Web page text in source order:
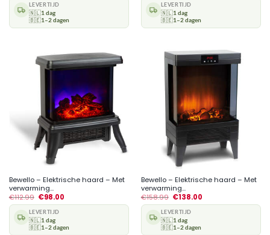
LEVERTIJD
🇳🇱1 dag
🇧🇪1–2 dagen
LEVERTIJD
🇳🇱1 dag
🇧🇪1–2 dagen
Bewello – Elektrische haard – Met
verwarming...
€112.99 €98.00
LEVERTIJD
🇳🇱1 dag
🇧🇪1–2 dagen
Bewello – Elektrische haard – Met
verwarming...
€158.99 €138.00
LEVERTIJD
🇳🇱1 dag
🇧🇪1–2 dagen